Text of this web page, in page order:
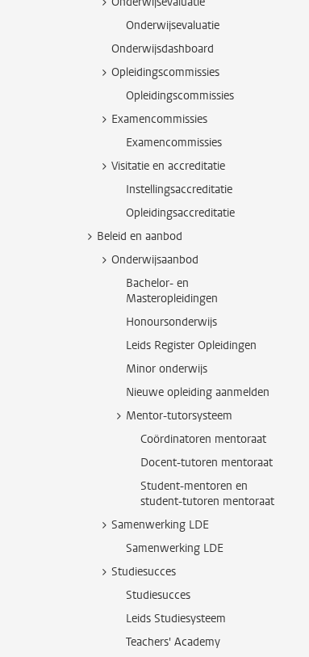
Onderwijsevaluatie
Onderwijsdashboard
Opleidingscommissies
Opleidingscommissies
Examencommissies
Examencommissies
Visitatie en accreditatie
Instellingsaccreditatie
Opleidingsaccreditatie
Beleid en aanbod
Onderwijsaanbod
Bachelor- en
Masteropleidingen
Honoursonderwijs
Leids Register Opleidingen
Minor onderwijs
Nieuwe opleiding aanmelden
Mentor-tutorsysteem
Coördinatoren mentoraat
Docent-tutoren mentoraat
Student-mentoren en
student-tutoren mentoraat
Samenwerking LDE
Samenwerking LDE
Studiesucces
Studiesucces
Leids Studiesysteem
Teachers' Academy